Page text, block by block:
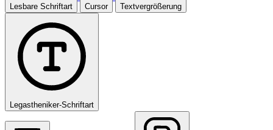
Lesbare Schriftart Cursor Textvergrößerung
Legastheniker-Schriftart